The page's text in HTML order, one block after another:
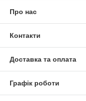
Про нас
Контакти
Доставка та оплата
Графік роботи